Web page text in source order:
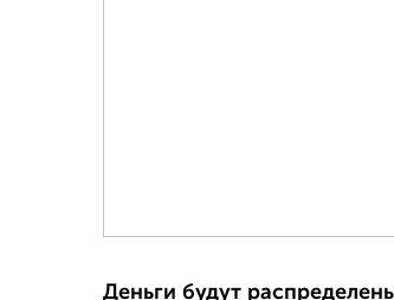
Деньги будут